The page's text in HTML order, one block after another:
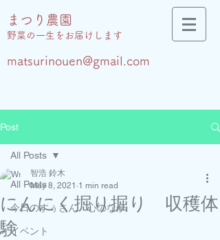
まつり農園
​野菜の一生をお届けします
matsurinouen@gmail.com
Post
All Posts
今日のすぅさん 心のなか
イベント
All Posts
にんにく掘り掘り 収穫体
験
智浩 鈴木
May 8, 2021 1 min read